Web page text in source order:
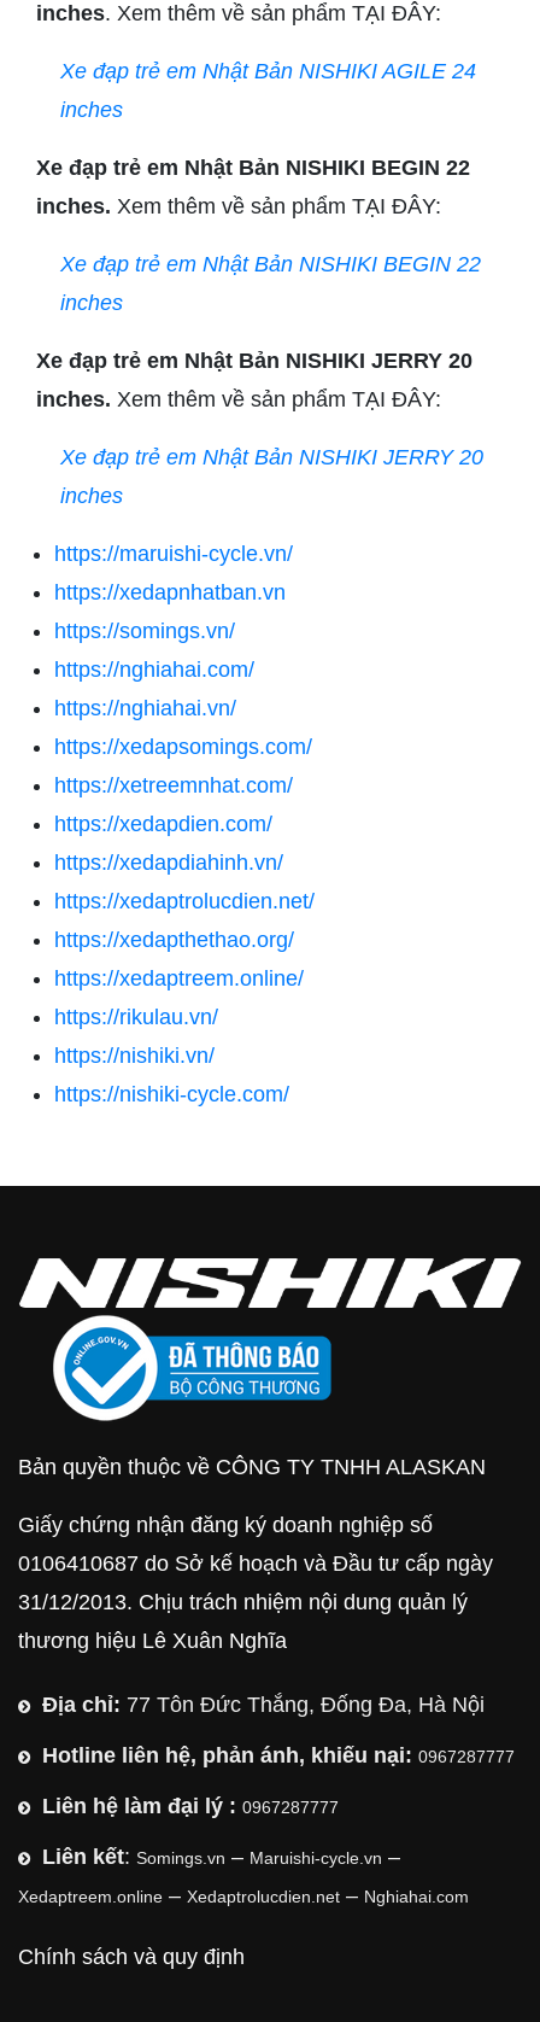
inches. Xem thêm về sản phẩm TẠI ĐÂY:
Xe đạp trẻ em Nhật Bản NISHIKI AGILE 24
inches
Xe đạp trẻ em Nhật Bản NISHIKI BEGIN 22
inches. Xem thêm về sản phẩm TẠI ĐÂY:
Xe đạp trẻ em Nhật Bản NISHIKI BEGIN 22
inches
Xe đạp trẻ em Nhật Bản NISHIKI JERRY 20
inches. Xem thêm về sản phẩm TẠI ĐÂY:
Xe đạp trẻ em Nhật Bản NISHIKI JERRY 20
inches
https://maruishi-cycle.vn/
https://xedapnhatban.vn
https://somings.vn/
https://nghiahai.com/
https://nghiahai.vn/
https://xedapsomings.com/
https://xetreemnhat.com/
https://xedapdien.com/
https://xedapdiahinh.vn/
https://xedaptrolucdien.net/
https://xedapthethao.org/
https://xedaptreem.online/
https://rikulau.vn/
https://nishiki.vn/
https://nishiki-cycle.com/
Bản quyền thuộc về CÔNG TY TNHH ALASKAN
Giấy chứng nhận đăng ký doanh nghiệp số
0106410687 do Sở kế hoạch và Đầu tư cấp ngày
31/12/2013. Chịu trách nhiệm nội dung quản lý
thương hiệu Lê Xuân Nghĩa
Địa chỉ: 77 Tôn Đức Thắng, Đống Đa, Hà Nội
Hotline liên hệ, phản ánh, khiếu nại: 0967287777
Liên hệ làm đại lý : 0967287777
Liên kết: Somings.vn – Maruishi-cycle.vn –
Xedaptreem.online – Xedaptrolucdien.net – Nghiahai.com
Chính sách và quy định